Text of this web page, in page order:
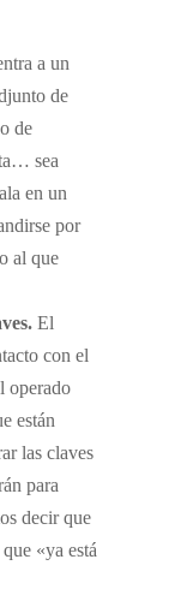
a un
de
de
sea
en un
por
al que
El
con el
operado
están
las claves
para
decir que
«ya está